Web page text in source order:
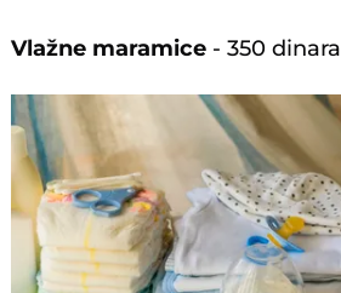
Vlažne maramice - 350 dinara